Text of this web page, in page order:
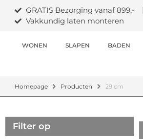
GRATIS Bezorging vanaf 899,-
Vakkundig laten monteren
WONEN SLAPEN BADEN
Homepage Producten 29 cm
Filter op